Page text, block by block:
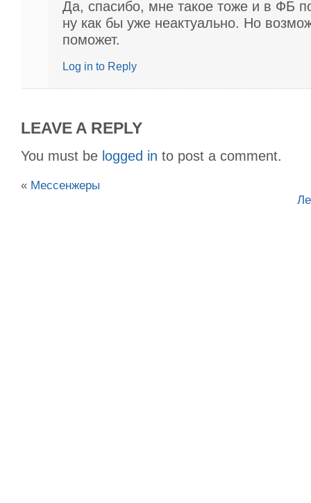
Да, спасибо, мне такое тоже и в ФБ
ну как бы уже неактуально. Но
поможет.
Log in to Reply
LEAVE A REPLY
You must be logged in to post a comment.
« Мессенжеры